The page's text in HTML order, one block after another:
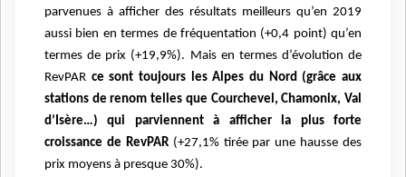
parvenues à afficher des résultats meilleurs qu’en 2019
aussi bien en termes de fréquentation (+0,4 point) qu’en
termes de prix (+19,9%). Mais en termes d’évolution de
RevPAR ce sont toujours les Alpes du Nord (grâce aux
stations de renom telles que Courchevel, Chamonix, Val
d’Isère…) qui parviennent à afficher la plus forte
croissance de RevPAR(+27,1% tirée par une hausse des
prix moyens à presque 30%).